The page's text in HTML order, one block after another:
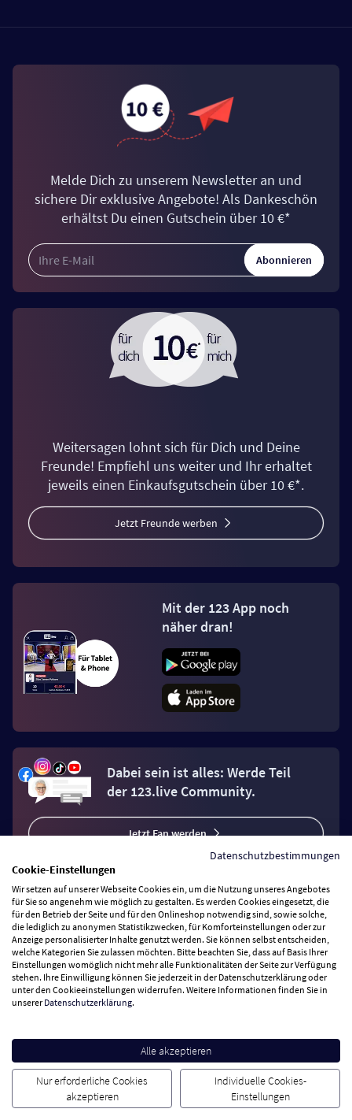
Melde Dich zu unserem Newsletter an und
sichere Dir exklusive Angebote! Als Dankeschön
erhältst Du einen Gutschein über 10 €*
Abonnieren
Weitersagen lohnt sich für Dich und Deine
Freunde! Empfiehl uns weiter und Ihr erhaltet
jeweils einen Einkaufsgutschein über 10 €*.
Jetzt Freunde werben
Mit der 123 App noch
näher dran!
Dabei sein ist alles: Werde Teil
der 123.live Community.
Jetzt Fan werden
Vertrag widerrufen
Zahlungsarten
Besuchen Sie uns
Datenschutzbestimmungen
Cookie-Einstellungen
Wir setzen auf unserer Webseite Cookies ein, um die Nutzung unseres Angebotes
für Sie so angenehm wie möglich zu gestalten. Es werden Cookies eingesetzt, die
für den Betrieb der Seite und für den Onlineshop notwendig sind, sowie solche,
die lediglich zu anonymen Statistikzwecken, für Komforteinstellungen oder zur
Anzeige personalisierter Inhalte genutzt werden. Sie können selbst entscheiden,
welche Kategorien Sie zulassen möchten. Bitte beachten Sie, dass auf Basis Ihrer
Einstellungen womöglich nicht mehr alle Funktionalitäten der Seite zur Verfügung
stehen. Ihre Einwilligung können Sie jederzeit in der Datenschutzerklärung oder
unter den Cookieeinstellungen widerrufen. Weitere Informationen finden Sie in
unsererDatenschutzerklärung.
Alle akzeptieren
Nur erforderliche Cookies
akzeptieren
Individuelle Cookies-
Einstellungen